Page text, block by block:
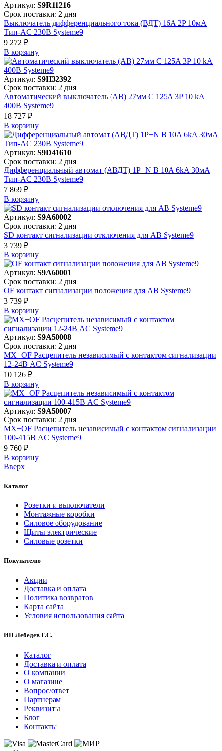
Артикул: S9R11216
Срок поставки: 2 дня
Выключатель дифференциального тока (ВДТ) 16A 2P 10мА
Тип-AC 230В Systeme9
9 272 ₽
В корзинy
Артикул: S9H32392
Срок поставки: 2 дня
Автоматический выключатель (АВ) 27мм C 125A 3P 10 kA
400В Systeme9
18 727 ₽
В корзинy
Артикул: S9D41610
Срок поставки: 2 дня
Дифференциальный автомат (АВДТ) 1P+N B 10A 6kA 30мА
Тип-AC 230В Systeme9
7 869 ₽
В корзинy
Артикул: S9A60002
Срок поставки: 2 дня
SD контакт сигнализации отключения для АВ Systeme9
3 739 ₽
В корзинy
Артикул: S9A60001
Срок поставки: 2 дня
OF контакт сигнализации положения для АВ Systeme9
3 739 ₽
В корзинy
Артикул: S9A50008
Срок поставки: 2 дня
MX+OF Расцепитель независимый с контактом сигнализации
12-24В AC Systeme9
10 126 ₽
В корзинy
Артикул: S9A50007
Срок поставки: 2 дня
MX+OF Расцепитель независимый с контактом сигнализации
100-415В AC Systeme9
9 760 ₽
В корзинy
Вверх
Каталог
Розетки и выключатели
Монтажные коробки
Силовое оборудование
Щиты электрические
Силовые розетки
Покупателю
Акции
Доставка и оплата
Политика возвратов
Карта сайта
Условия использования сайта
ИП Лебедев Г.С.
Каталог
Доставка и оплата
О компании
О магазине
Вопрос/ответ
Партнерам
Реквизиты
Блог
Контакты